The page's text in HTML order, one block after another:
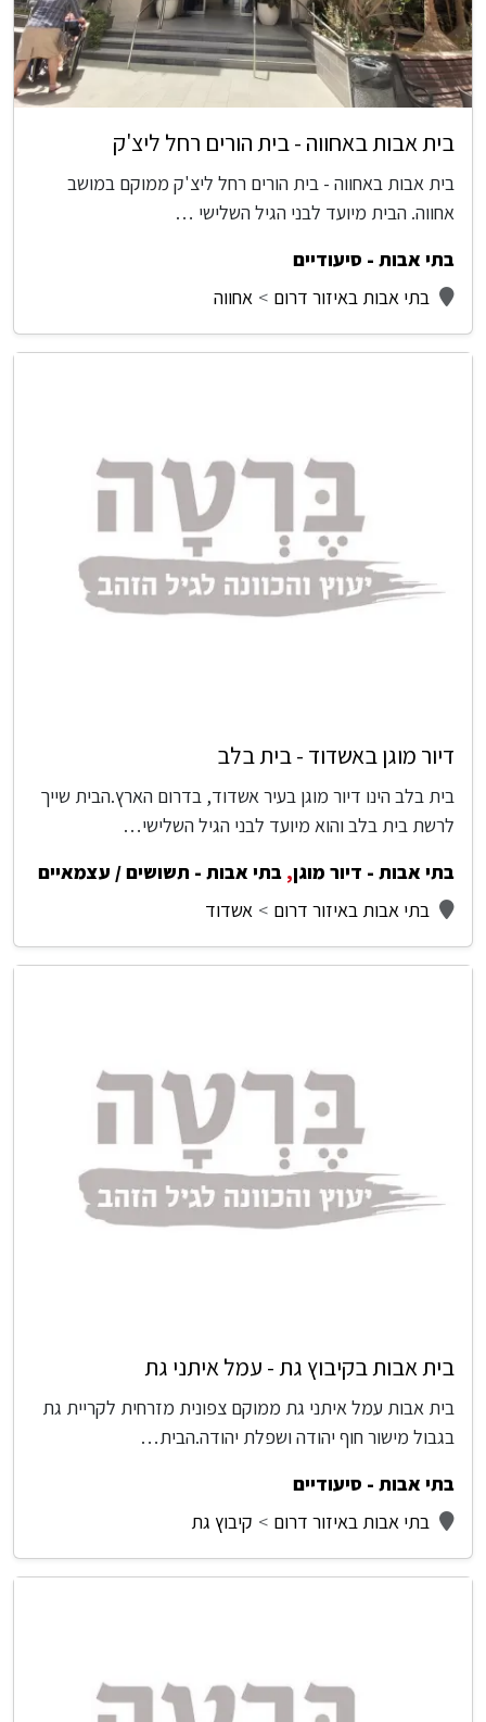
בית אבות באחווה - בית הורים רחל ליצ'ק
בית אבות באחווה - בית הורים רחל ליצ'ק ממוקם במושב
אחווה. הבית מיועד לבני הגיל השלישי …
בתי אבות - סיעודיים
בתי אבות באיזור דרום
אחווה
דיור מוגן באשדוד - בית בלב
בית בלב הינו דיור מוגן בעיר אשדוד, בדרום הארץ.הבית שייך
לרשת בית בלב והוא מיועד לבני הגיל השלישי…
בתי אבות - דיור מוגן, בתי אבות - תשושים / עצמאיים
בתי אבות באיזור דרום
אשדוד
בית אבות בקיבוץ גת - עמל איתני גת
בית אבות עמל איתני גת ממוקם צפונית מזרחית לקריית גת
בגבול מישור חוף יהודה ושפלת יהודה.הבית…
בתי אבות - סיעודיים
בתי אבות באיזור דרום
קיבוץ גת